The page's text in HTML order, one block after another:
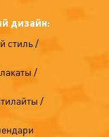
дизайн:
стиль /
/
/